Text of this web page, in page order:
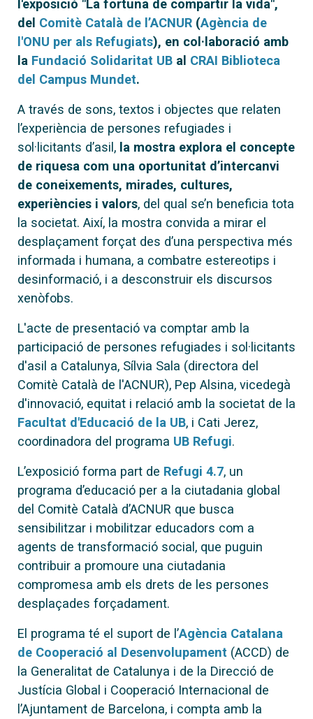
l'exposició "La fortuna de compartir la vida",
del Comitè Català de l’ACNUR (Agència de
l'ONU per als Refugiats), en col·laboració amb
la Fundació Solidaritat UB al CRAI Biblioteca
del Campus Mundet.
A través de sons, textos i objectes que relaten
l’experiència de persones refugiades i
sol·licitants d’asil, la mostra explora el concepte
de riquesa com una oportunitat d’intercanvi
de coneixements, mirades, cultures,
experiències i valors, del qual se’n beneficia tota
la societat. Així, la mostra convida a mirar el
desplaçament forçat des d’una perspectiva més
informada i humana, a combatre estereotips i
desinformació, i a desconstruir els discursos
xenòfobs.
L'acte de presentació va comptar amb la
participació de persones refugiades i sol·licitants
d'asil a Catalunya, Sílvia Sala (directora del
Comitè Català de l'ACNUR), Pep Alsina, vicedegà
d'innovació, equitat i relació amb la societat de la
Facultat d'Educació de la UB, i Cati Jerez,
coordinadora del programa UB Refugi.
L’exposició forma part de Refugi 4.7, un
programa d’educació per a la ciutadania global
del Comitè Català d’ACNUR que busca
sensibilitzar i mobilitzar educadors com a
agents de transformació social, que puguin
contribuir a promoure una ciutadania
compromesa amb els drets de les persones
desplaçades forçadament.
El programa té el suport de l’Agència Catalana
de Cooperació al Desenvolupament (ACCD) de
la Generalitat de Catalunya i de la Direcció de
Justícia Global i Cooperació Internacional de
l’Ajuntament de Barcelona, i compta amb la